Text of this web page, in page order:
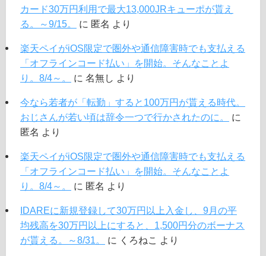
カード30万円利用で最大13,000JRキューポが貰え
る。～9/15。
に 匿名 より
楽天ペイがiOS限定で圏外や通信障害時でも支払える
「オフラインコード払い」を開始。そんなことよ
り。8/4～。
に 名無し より
今なら若者が「転勤」すると100万円が貰える時代。
おじさんが若い頃は辞令一つで行かされたのに。
に
匿名 より
楽天ペイがiOS限定で圏外や通信障害時でも支払える
「オフラインコード払い」を開始。そんなことよ
り。8/4～。
に 匿名 より
IDAREに新規登録して30万円以上入金し、9月の平
均残高を30万円以上にすると、1,500円分のボーナス
が貰える。～8/31。
に くろねこ より